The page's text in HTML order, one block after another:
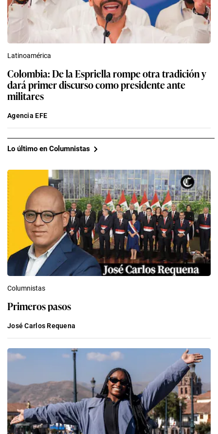
Latinoamérica
Colombia: De la Espriella rompe otra tradición y
dará primer discurso como presidente ante
militares
Agencia EFE
Lo último en Columnistas
Columnistas
Primeros pasos
José Carlos Requena